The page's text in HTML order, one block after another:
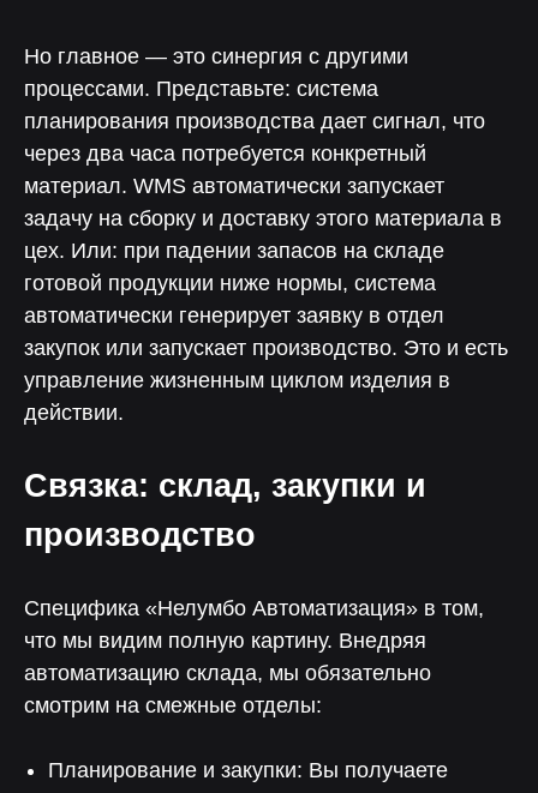
Но главное — это синергия с другими
процессами. Представьте: система
планирования производства дает сигнал, что
через два часа потребуется конкретный
материал. WMS автоматически запускает
задачу на сборку и доставку этого материала в
цех. Или: при падении запасов на складе
готовой продукции ниже нормы, система
автоматически генерирует заявку в отдел
закупок или запускает производство. Это и есть
управление жизненным циклом изделия в
действии.
Связка: склад, закупки и
производство
Специфика «Нелумбо Автоматизация» в том,
что мы видим полную картину. Внедряя
автоматизацию склада, мы обязательно
смотрим на смежные отделы:
Планирование и закупки: Вы получаете
трудозатрат
70%
Снижение затрат
на прохождение аудитов
90%
человеческого фактора
на оперативный учет
30% 50%